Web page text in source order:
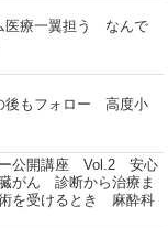
医療一翼担う なんで
後もフォロー 高度小
ー公開講座 Vol.2 安心
がん 診断から治療ま
を受けるとき 麻酔科